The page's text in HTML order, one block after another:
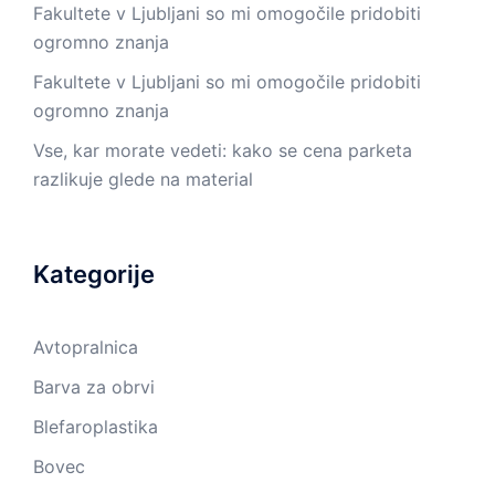
Fakultete v Ljubljani so mi omogočile pridobiti
ogromno znanja
Fakultete v Ljubljani so mi omogočile pridobiti
ogromno znanja
Vse, kar morate vedeti: kako se cena parketa
razlikuje glede na material
Kategorije
Avtopralnica
Barva za obrvi
Blefaroplastika
Bovec